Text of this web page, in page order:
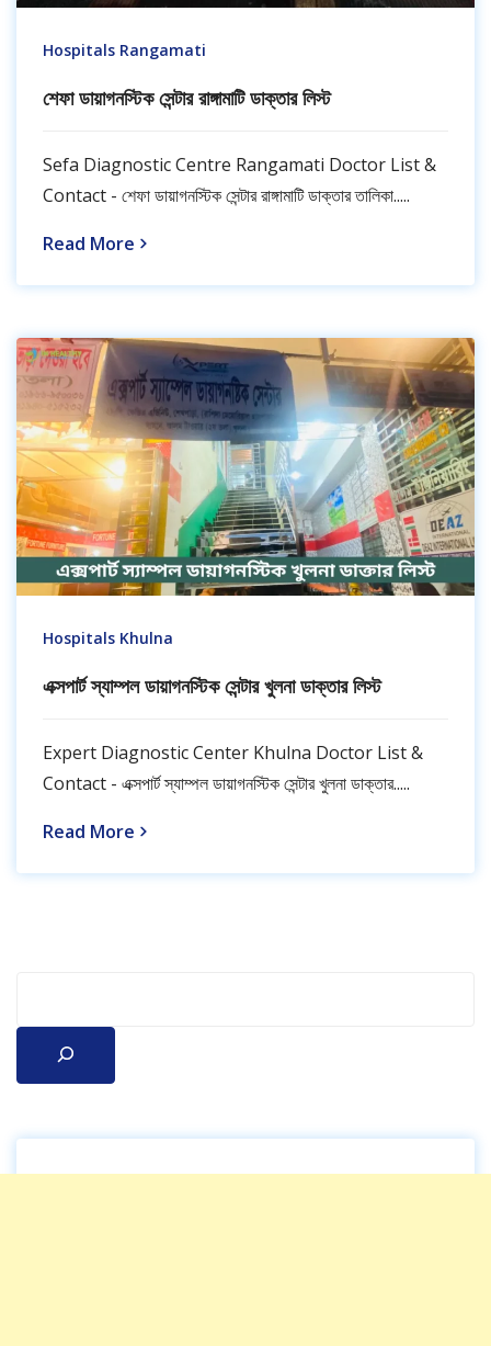
Hospitals Rangamati
শেফা ডায়াগনস্টিক সেন্টার রাঙ্গামাটি ডাক্তার লিস্ট
Sefa Diagnostic Centre Rangamati Doctor List &
Contact - শেফা ডায়াগনস্টিক সেন্টার রাঙ্গামাটি ডাক্তার তালিকা.....
Read More
Hospitals Khulna
এক্সপার্ট স্যাম্পল ডায়াগনস্টিক সেন্টার খুলনা ডাক্তার লিস্ট
Expert Diagnostic Center Khulna Doctor List &
Contact - এক্সপার্ট স্যাম্পল ডায়াগনস্টিক সেন্টার খুলনা ডাক্তার.....
Read More